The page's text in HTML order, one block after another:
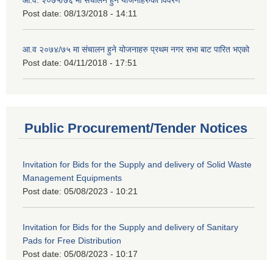
Post date: 08/13/2018 - 14:11
आ.व २०७४/७५ मा संचालन हुने योजनाहरु प्रथम नगर सभा बाट पारित भएको
Post date: 04/11/2018 - 17:51
Public Procurement/Tender Notices
Invitation for Bids for the Supply and delivery of Solid Waste
Management Equipments
Post date: 05/08/2023 - 10:21
Invitation for Bids for the Supply and delivery of Sanitary
Pads for Free Distribution
Post date: 05/08/2023 - 10:17